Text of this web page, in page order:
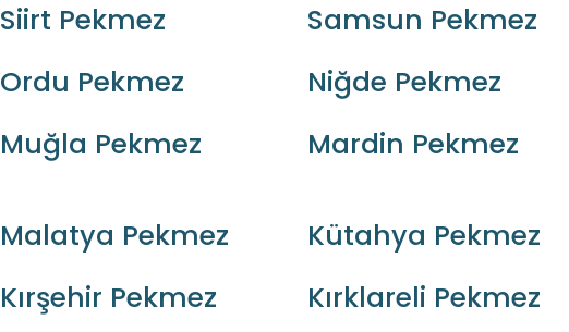
Siirt Pekmez Samsun Pekmez
Ordu Pekmez Niğde Pekmez
Muğla Pekmez Mardin Pekmez
Malatya Pekmez Kütahya Pekmez
Kırşehir Pekmez Kırklareli Pekmez